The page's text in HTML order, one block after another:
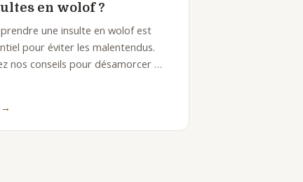
en wolof ?
une insulte en wolof est
pour éviter les malentendus.
nos conseils pour désamorcer …